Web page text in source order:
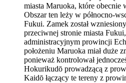
miasta Maruoka, które obecnie
Obszar ten leży w północno-
Fukui. Zamek został
przeciwnej stronie miasta
administracyjnym prowincji
położeniu Maruoka miał duże
ponieważ kontrolował
Hokurikudō prowadzącą z
Kaidō łączący te tereny z